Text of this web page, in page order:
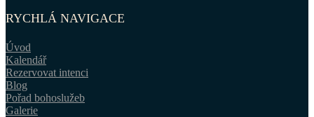
RYCHLÁ NAVIGACE
Úvod
Kalendář
Rezervovat intenci
Blog
Pořad bohoslužeb
Galerie